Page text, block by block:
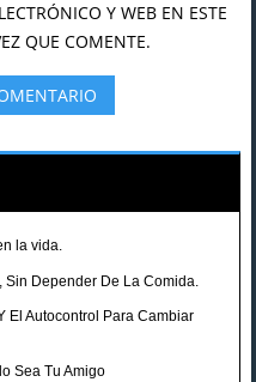
Y WEB EN ESTE
QUE COMENTE.
la vida.
Sin Depender De La Comida.
El Autocontrol Para Cambiar
Sea Tu Amigo